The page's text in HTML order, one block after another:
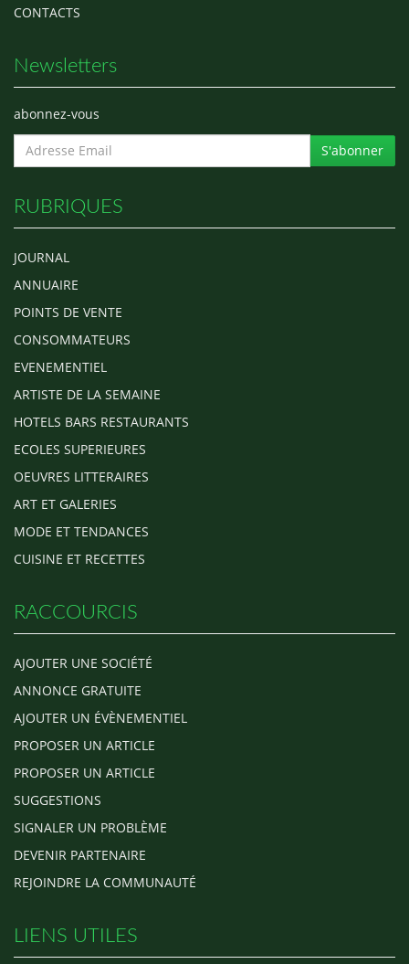
CONTACTS
Newsletters
abonnez-vous
S'abonner
RUBRIQUES
JOURNAL
ANNUAIRE
POINTS DE VENTE
CONSOMMATEURS
EVENEMENTIEL
ARTISTE DE LA SEMAINE
HOTELS BARS RESTAURANTS
ECOLES SUPERIEURES
OEUVRES LITTERAIRES
ART ET GALERIES
MODE ET TENDANCES
CUISINE ET RECETTES
RACCOURCIS
AJOUTER UNE SOCIÉTÉ
ANNONCE GRATUITE
AJOUTER UN ÉVÈNEMENTIEL
PROPOSER UN ARTICLE
PROPOSER UN ARTICLE
SUGGESTIONS
SIGNALER UN PROBLÈME
DEVENIR PARTENAIRE
REJOINDRE LA COMMUNAUTÉ
LIENS UTILES